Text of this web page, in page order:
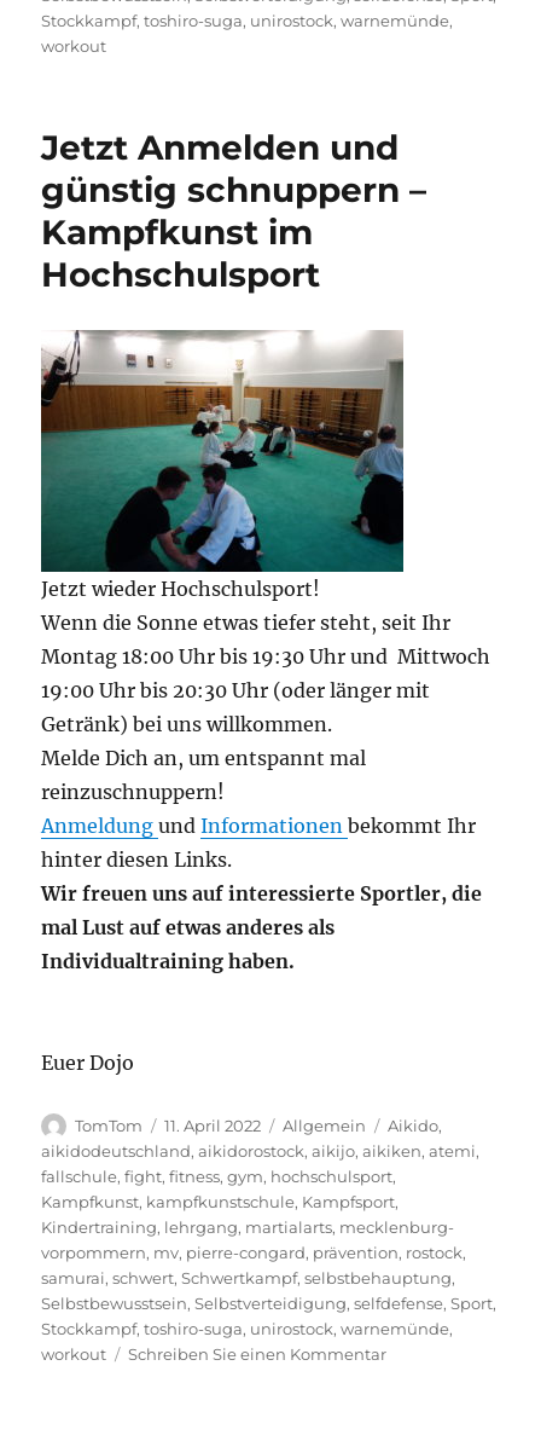
Stockkampf,toshiro-suga, unirostock,warnemünde,
workout
Jetzt Anmelden und
günstig schnuppern –
Kampfkunst im
Hochschulsport
Jetzt wieder Hochschulsport!
Wenn die Sonne etwas tiefer steht, seit Ihr
Montag 18:00 Uhr bis 19:30 Uhr und Mittwoch
19:00 Uhr bis 20:30 Uhr (oder länger mit
Getränk) bei uns willkommen.
Melde Dich an, um entspannt mal
reinzuschnuppern!
AnmeldungundInformationenbekommt Ihr
hinter diesen Links.
Wir freuen uns auf interessierte Sportler, die
mal Lust auf etwas anderes als
Individualtraining haben.
Euer Dojo
Autor
TomTom
Veröffentlicht
am
11. April 2022 Kategorien
Allgemein Schlagwörter
Aikido,
aikidodeutschland,aikidorostock,aikijo,aikiken,atemi,
fallschule,fight,fitness,gym, hochschulsport,
Kampfkunst, kampfkunstschule, Kampfsport,
Kindertraining, lehrgang, martialarts, mecklenburg-
vorpommern, mv, pierre-congard, prävention, rostock,
samurai,schwert,Schwertkampf,selbstbehauptung,
Selbstbewusstsein,Selbstverteidigung,selfdefense,Sport,
Stockkampf,toshiro-suga, unirostock,warnemünde,
workout
Schreiben Sie einen Kommentarzu